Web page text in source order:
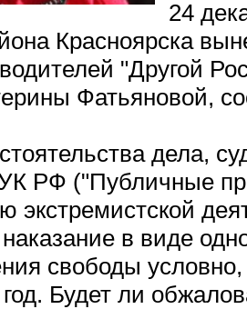
24
Красноярска
"Другой
Фатьяновой,
дела,
УК РФ ("Публичные
экстремистской
в виде
свободы
Будет ли